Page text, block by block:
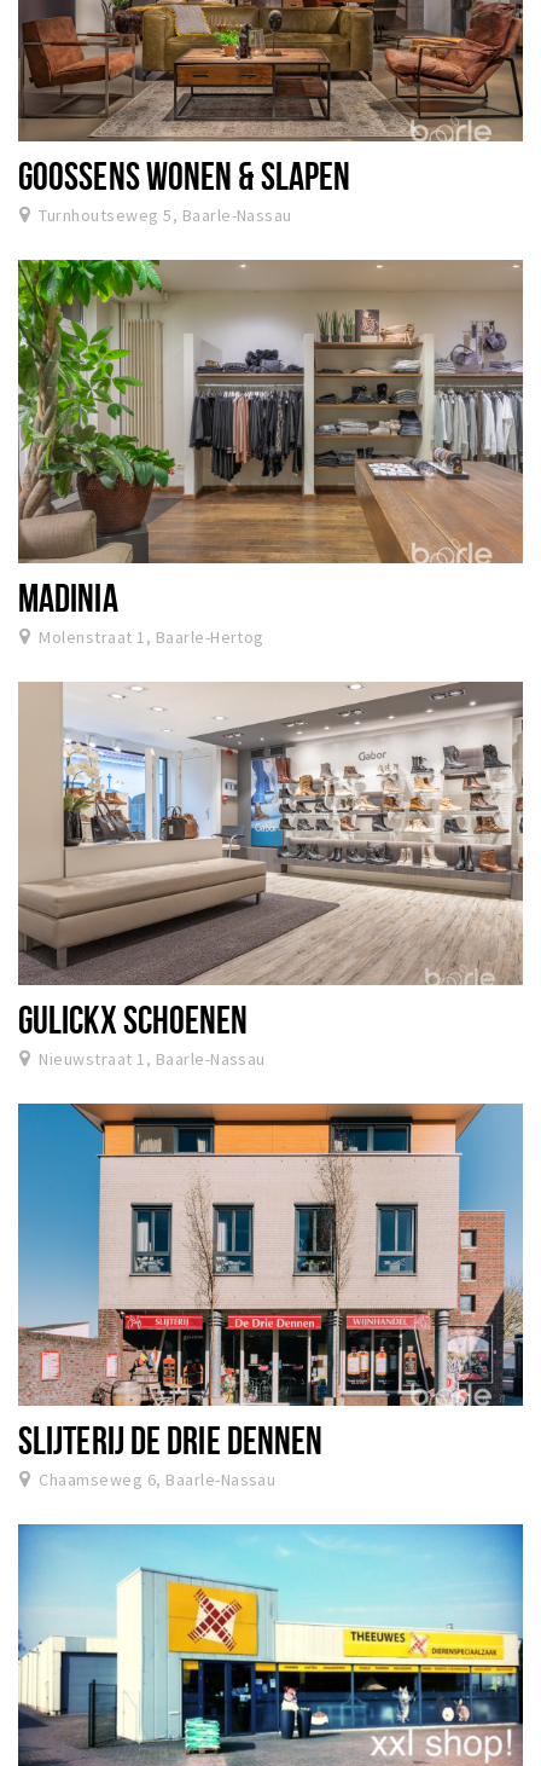
GOOSSENS WONEN & SLAPEN
Turnhoutseweg 5, Baarle-Nassau
MADINIA
Molenstraat 1, Baarle-Hertog
GULICKX SCHOENEN
Nieuwstraat 1, Baarle-Nassau
SLIJTERIJ DE DRIE DENNEN
Chaamseweg 6, Baarle-Nassau